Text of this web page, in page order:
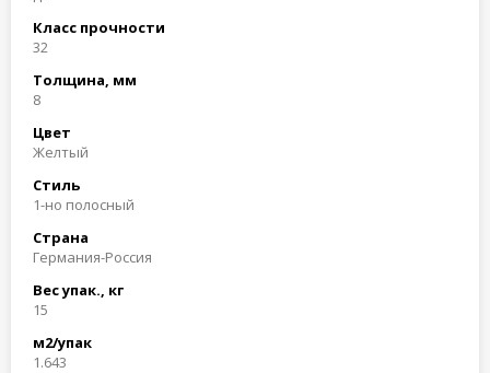
Класс прочности
32
Толщина, мм
8
Цвет
Желтый
Стиль
1-но полосный
Страна
Германия-Россия
Вес упак., кг
15
м2/упак
1.643